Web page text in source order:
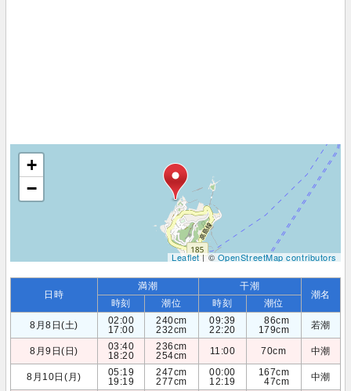
+
−
Leaflet| ©OpenStreetMap contributors
日時
満潮 干潮
潮名
時刻 潮位 時刻
潮位
8月8日(土)
02:00
17:00
240cm
232cm
09:39
22:20
86cm
179cm
若潮
8月9日(日)
03:40
18:20
236cm
254cm
11:00 70cm 中潮
8月10日(月)
05:19
19:19
247cm
277cm
00:00
12:19
167cm
47cm
中潮